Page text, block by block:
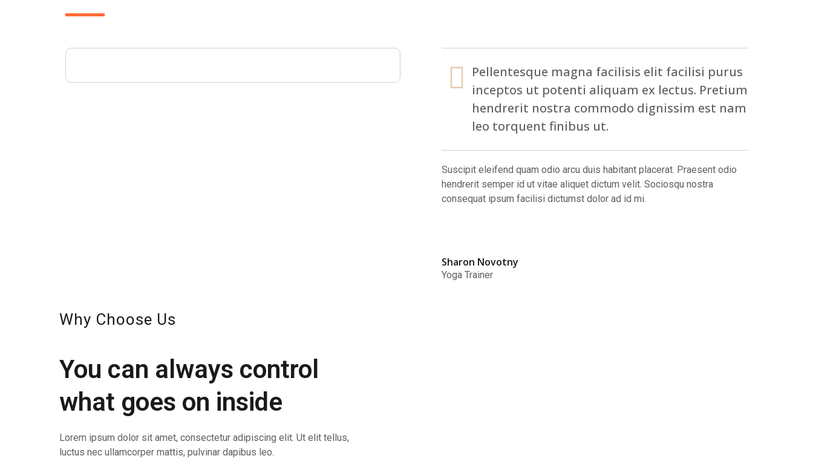
Pellentesque magna facilisis elit facilisi purus
inceptos ut potenti aliquam ex lectus. Pretium
hendrerit nostra commodo dignissim est nam
leo torquent finibus ut.
Suscipit eleifend quam odio arcu duis habitant placerat. Praesent odio
hendrerit semper id ut vitae aliquet dictum velit. Sociosqu nostra
consequat ipsum facilisi dictumst dolor ad id mi.
Sharon Novotny
Yoga Trainer
Why Choose Us
You can always control
what goes on inside
Lorem ipsum dolor sit amet, consectetur adipiscing elit. Ut elit tellus,
luctus nec ullamcorper mattis, pulvinar dapibus leo.